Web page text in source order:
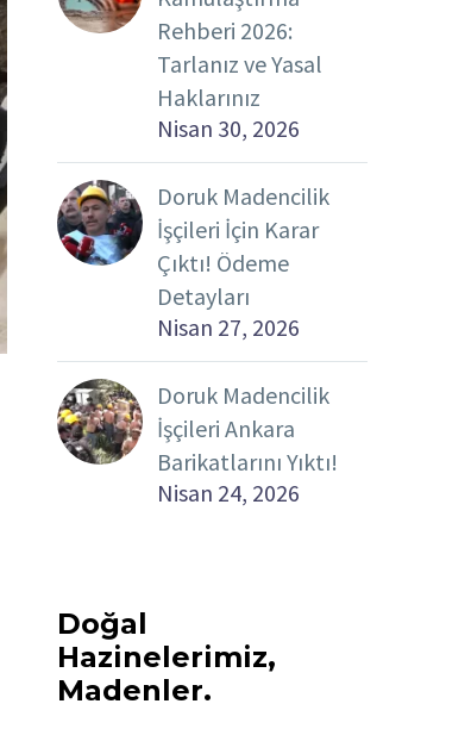
Rehberi 2026:
Tarlanız ve Yasal
Haklarınız
Nisan 30, 2026
Doruk Madencilik
İşçileri İçin Karar
Çıktı! Ödeme
Detayları
Nisan 27, 2026
Doruk Madencilik
İşçileri Ankara
Barikatlarını Yıktı!
Nisan 24, 2026
Doğal
Hazinelerimiz,
Madenler.